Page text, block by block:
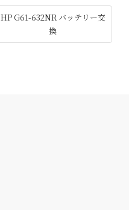
HP G61-632NR バッテリー交
換